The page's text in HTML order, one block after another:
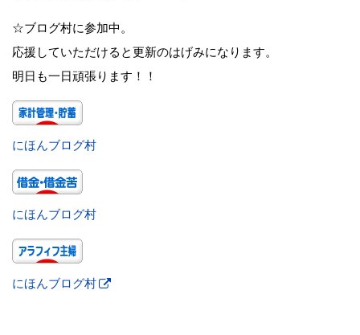
☆ブログ村に参加中。
応援していただけると更新のはげみになります。
明日も一日頑張ります！！
にほんブログ村
にほんブログ村
にほんブログ村